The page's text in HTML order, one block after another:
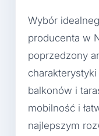
Wybór
producenta w
poprzedzony
balkonów i
mobilność i
najlepszym